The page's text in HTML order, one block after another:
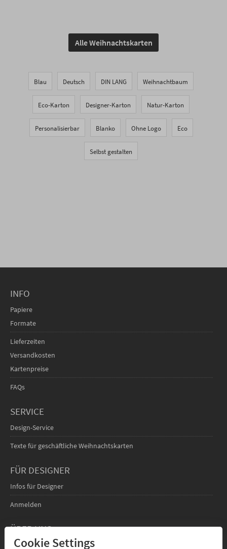
Alle Weihnachtskarten
Blau Deutsch DIN LANG Weihnachtbaum
Eco-Karton Designer-Karton Natur-Karton
Personalisierbar Blanko Ohne Logo Eco
Selbst gestalten
INFO
Papiere
Formate
Lieferzeiten
Versandkosten
Kartenpreise
FAQs
SERVICE
Design-Service
Texte für geschäftliche Weihnachtskarten
FÜR DESIGNER
Infos für Designer
Anmelden
ÜBER UNS
Kontakt
Cookie Settings